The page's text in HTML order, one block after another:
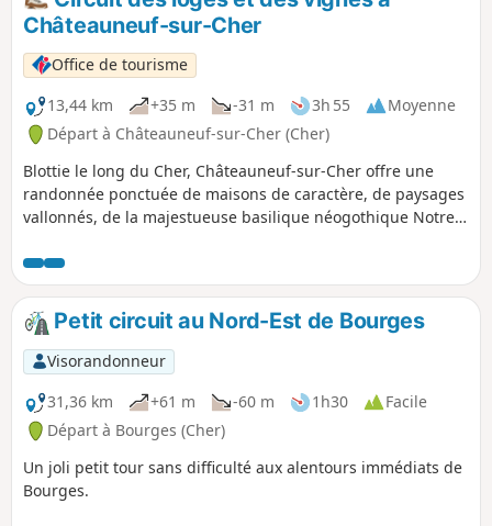
familiale.
Châteauneuf-sur-Cher
Office de tourisme
13,44 km
+35 m -31 m 3h 55
Moyenne
Départ à Châteauneuf-sur-Cher (Cher)
Blottie le long du Cher, Châteauneuf-sur-Cher offre une
randonnée ponctuée de maisons de caractère, de paysages
vallonnés, de la majestueuse basilique néogothique Notre-
Vous pourrez même finir votre découverte en affrontant les
vagues du complexe d'eaux vives, avec une heure de paddle
sur le canal ou encore une déambulation en canoë sur le
Cher (sur réservation).
Petit circuit au Nord-Est de Bourges
Visorandonneur
31,36 km
+61 m -60 m 1h30
Facile
Départ à Bourges (Cher)
Un joli petit tour sans difficulté aux alentours immédiats de
Bourges.